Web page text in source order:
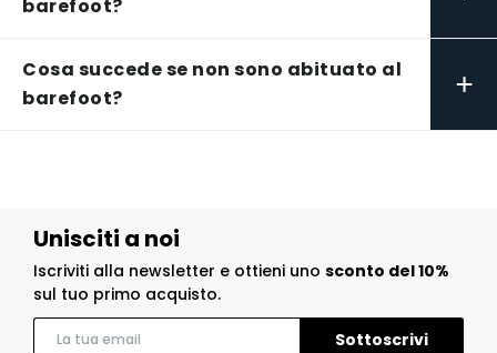
barefoot?
Cosa succede se non sono abituato al
barefoot?
+
Unisciti a noi
Iscriviti alla newsletter e ottieni uno sconto del 10%
sul tuo primo acquisto.